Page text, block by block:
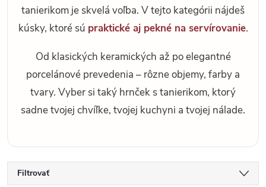
tanierikom je skvelá voľba. V tejto kategórii nájdeš
kúsky, ktoré sú praktické aj pekné na servírovanie.
Od klasických keramických až po elegantné
porcelánové prevedenia – rôzne objemy, farby a
tvary. Vyber si taký hrnček s tanierikom, ktorý
sadne tvojej chvíľke, tvojej kuchyni a tvojej nálade.
Filtrovať